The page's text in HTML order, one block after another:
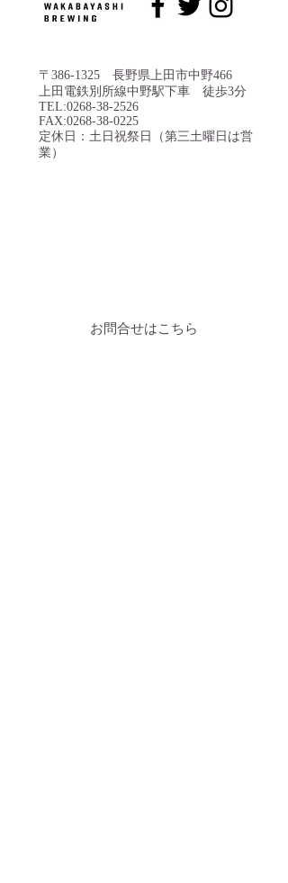
〒386-1325 長野県上田市中野466
上田電鉄別所線中野駅下車 徒歩3分
TEL:0268-38-2526
FAX:0268-38-0225
定休日：土日祝祭日（第三土曜日は営
業）
お問合せはこちら